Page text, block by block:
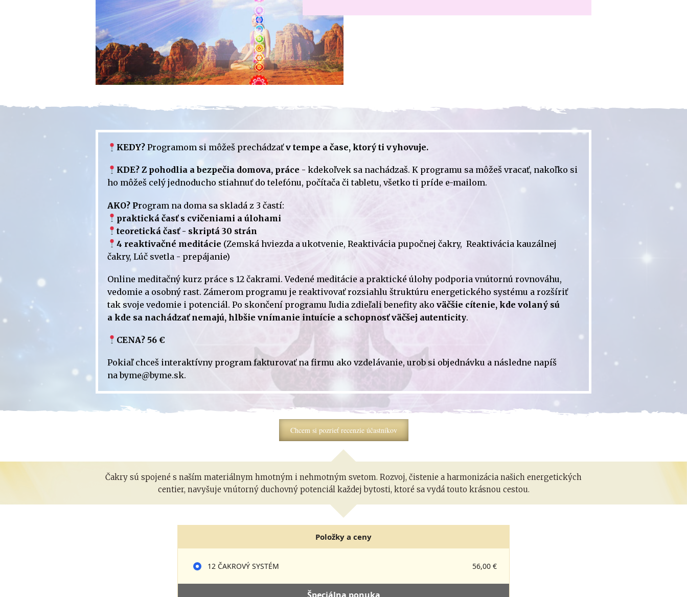
KEDY?Programom si môžeš prechádzaťv tempe a čase, ktorý ti vyhovuje.
KDE? Z pohodlia a bezpečia domova, práce - kdekoľvek sa nachádzaš. K programu sa môžeš vracať, nakoľko si
ho môžeš celý jednoducho stiahnuť do telefónu, počítača či tabletu, všetko ti príde e-mailom.
AKO? Program na doma sa skladá z 3 častí:
praktická časť s cvičeniami a úlohami
teoretická časť - skriptá 30 strán
4 reaktivačné meditácie (Zemská hviezda a ukotvenie, Reaktivácia pupočnej čakry, Reaktivácia kauzálnej
čakry, Lúč svetla - prepájanie)
Online meditačný kurz práce s 12 čakrami. Vedené meditácie a praktické úlohy podporia vnútornú rovnováhu,
vedomie a osobný rast. Zámerom programu je reaktivovať rozsiahlu štruktúru energetického systému a rozšíriť
tak svoje vedomie i potenciál. Po skončení programu ľudia zdieľali benefity ako väčšie cítenie, kde volaný sú
a kde sa nachádzať nemajú, hlbšie vnímanie intuície a schopnosť väčšej autenticity.
CENA? 56 €
Pokiaľ chceš interaktívny program fakturovať na firmu ako vzdelávanie, urob si objednávku a následne napíš
na byme@byme.sk.
Chcem si pozrieť recenzie účastníkov
Čakry sú spojené s naším materiálnym hmotným i nehmotným svetom. Rozvoj, čistenie a harmonizácia našich energetických
centier, navyšuje vnútorný duchovný potenciál každej bytosti, ktoré sa vydá touto krásnou cestou.
Položky a ceny
12 ČAKROVÝ SYSTÉM 56,00 €